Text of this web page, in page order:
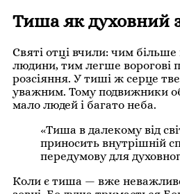
Тиша як духовний
Святі отці вчили: чим
людини, тим легше ворогові
розсіяння. У тиші ж серце
уважним. Тому подвижники
мало людей і багато неба.
«Тиша в далекому від
приносить внутрішній
передумову для
Коли є тиша — вже